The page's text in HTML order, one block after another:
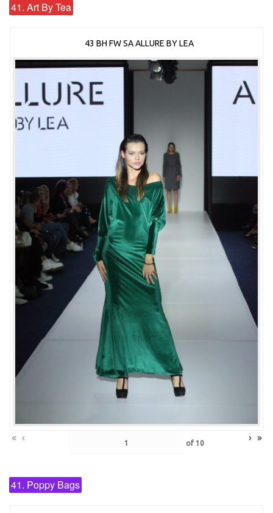
41. Art By Tea
43 BH FW SA ALLURE BY LEA
« ‹ of 10 › »
41. Poppy Bags